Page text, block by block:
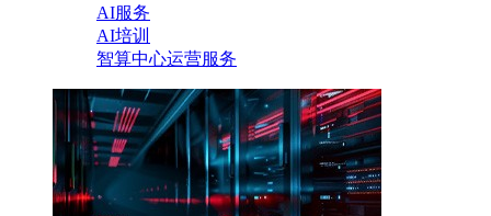
AI服务
AI培训
智算中心运营服务